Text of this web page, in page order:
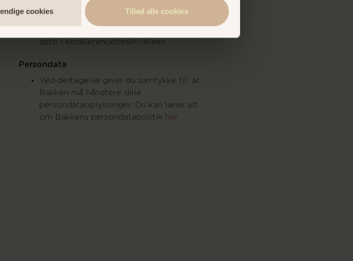
cookies Tillad alle cookies
med yderligere oplysninger om
indløsningen af præmien
dato i konkurrencebeskrivelsen
Persondata
Ved deltagelse giver du samtykke til, at
Bakken må håndtere dine
persondataoplysninger. Du kan læse alt
om Bakkens persondatapolitik her.